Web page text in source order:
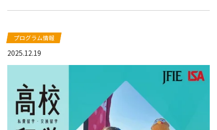
プログラム情報
2025.12.19